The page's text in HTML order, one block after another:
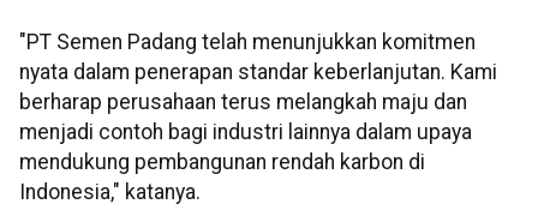
"PT Semen Padang telah menunjukkan komitmen
nyata dalam penerapan standar keberlanjutan. Kami
berharap perusahaan terus melangkah maju dan
menjadi contoh bagi industri lainnya dalam upaya
mendukung pembangunan rendah karbon di
Indonesia," katanya.